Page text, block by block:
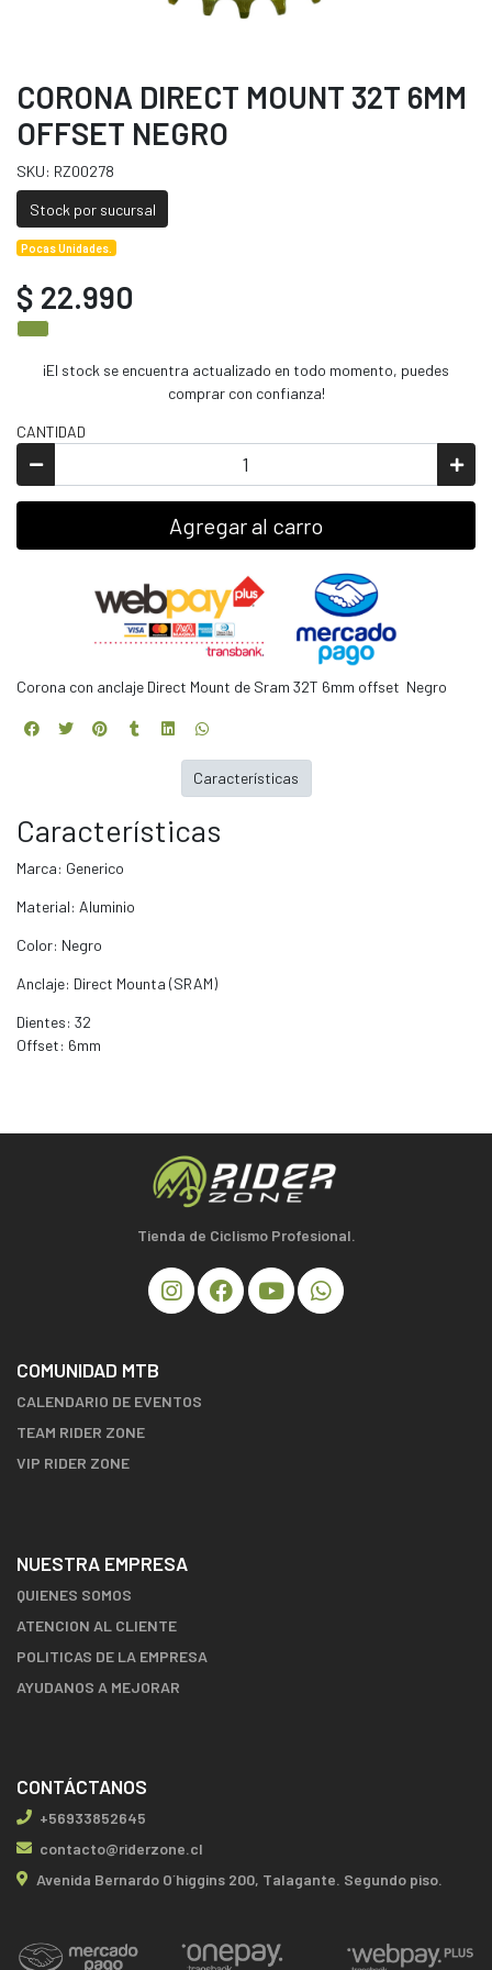
CORONA DIRECT MOUNT 32T 6MM
OFFSET NEGRO
SKU: RZ00278
Stock por sucursal
Pocas Unidades.
$ 22.990
¡El stock se encuentra actualizado en todo momento, puedes
comprar con confianza!
CANTIDAD
Agregar al carro
Corona con anclaje Direct Mount de Sram 32T 6mm offset Negro
Características
Marca: Generico
Material: Aluminio
Color: Negro
Anclaje: Direct Mounta (SRAM)
Dientes: 32
Offset: 6mm
Características
Tienda de Ciclismo Profesional.
COMUNIDAD MTB
CALENDARIO DE EVENTOS
TEAM RIDER ZONE
VIP RIDER ZONE
NUESTRA EMPRESA
QUIENES SOMOS
ATENCION AL CLIENTE
POLITICAS DE LA EMPRESA
AYUDANOS A MEJORAR
CONTÁCTANOS
+56933852645
contacto@riderzone.cl
Avenida Bernardo O´higgins 200, Talagante. Segundo piso.